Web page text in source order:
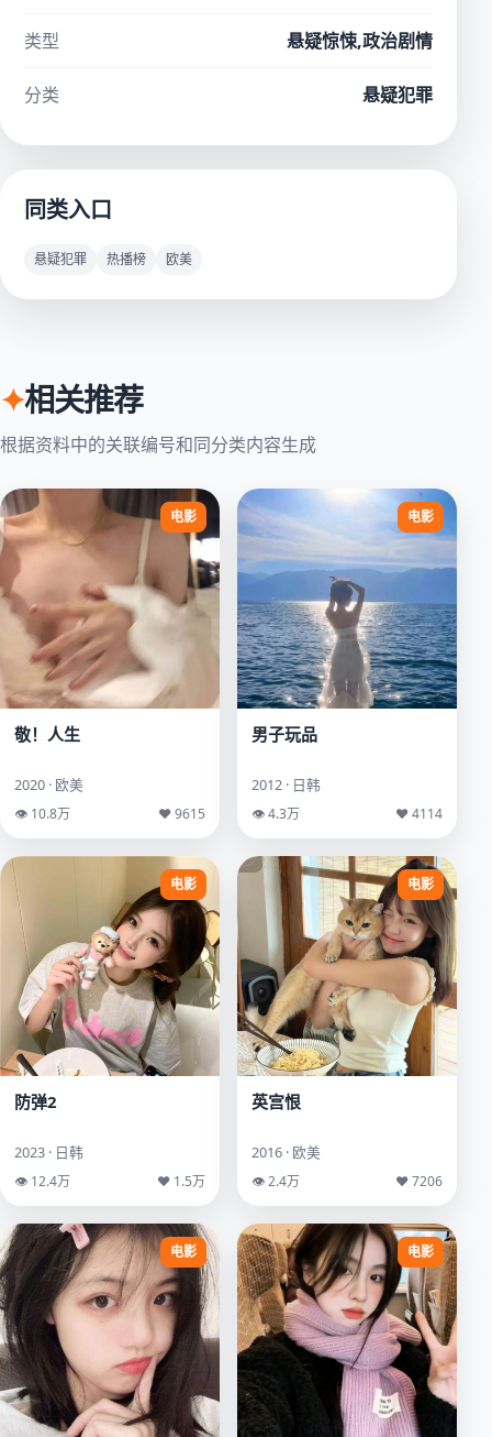
类型 悬疑惊悚,政治剧情
分类 悬疑犯罪
同类入口
悬疑犯罪 热播榜 欧美
✦相关推荐
根据资料中的关联编号和同分类内容生成
电影
敬！人生
2020 · 欧美
👁 10.8万 ♥ 9615
电影
男子玩品
2012 · 日韩
👁 4.3万 ♥ 4114
电影
防弹2
2023 · 日韩
👁 12.4万 ♥ 1.5万
电影
英宫恨
2016 · 欧美
👁 2.4万 ♥ 7206
电影 电影